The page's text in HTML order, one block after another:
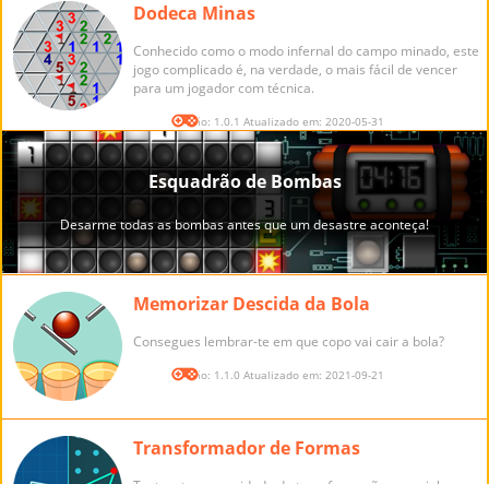
Dodeca Minas
Conhecido como o modo infernal do campo minado, este
jogo complicado é, na verdade, o mais fácil de vencer
para um jogador com técnica.
Versão: 1.0.1 Atualizado em: 2020-05-31
Memorizar Descida da Bola
Consegues lembrar-te em que copo vai cair a bola?
Versão: 1.1.0 Atualizado em: 2021-09-21
Transformador de Formas